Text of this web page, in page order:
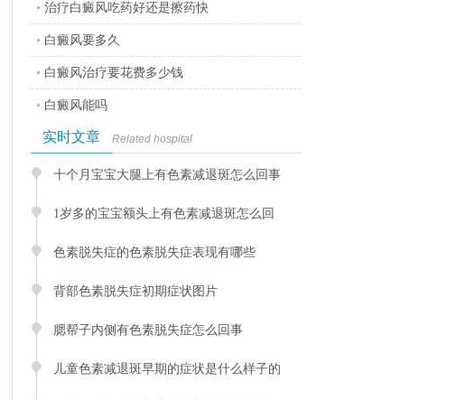
治疗白癜风吃药好还是擦药快
白癜风要多久
白癜风治疗要花费多少钱
白癜风能吗
实时文章 Related hospital
十个月宝宝大腿上有色素减退斑怎么回事
1岁多的宝宝额头上有色素减退斑怎么回
色素脱失症的色素脱失症表现有哪些
背部色素脱失症初期症状图片
腮帮子内侧有色素脱失症怎么回事
儿童色素减退斑早期的症状是什么样子的